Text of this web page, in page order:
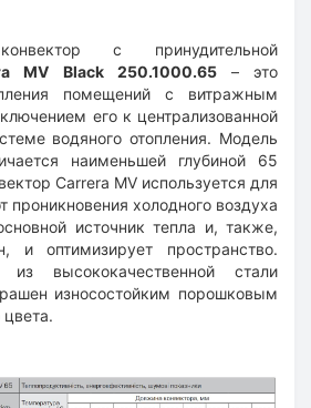
с принудительной
MV Black 250.1000.65– это
помещений с витражным
его к централизованной
водяного отопления. Модель
наименьшей глубиной 65
Carrera MV используется для
проникновения холодного воздуха
источник тепла и, также,
и оптимизирует пространство.
высококачественной стали
износостойким порошковым